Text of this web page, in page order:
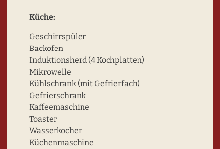
Küche:
Geschirrspüler
Backofen
Induktionsherd (4 Kochplatten)
Mikrowelle
Kühlschrank (mit Gefrierfach)
Gefrierschrank
Kaffeemaschine
Toaster
Wasserkocher
Küchenmaschine